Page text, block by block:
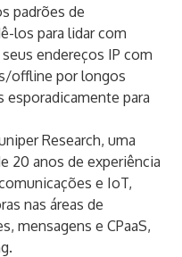
padrões de
los para lidar com
endereços IP com
offline por longos
esporadicamente para
Research, uma
20 anos de experiência
e IoT,
nas áreas de
mensagens e CPaaS,